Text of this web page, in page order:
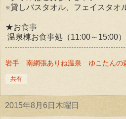
※貸しバスタオル、フェイスタオ
★お食事
温泉棟お食事処（11:00～15:00）
岩手 南網張ありね温泉 ゆこたんの
共有
2015年8月6日木曜日